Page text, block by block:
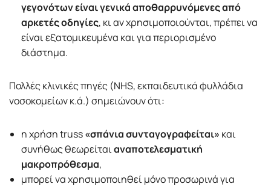
γεγονότων είναι γενικά αποθαρρυνόμενες από
αρκετές οδηγίες, κι αν χρησιμοποιούνται, πρέπει να
είναι εξατομικευμένα και για περιορισμένο
διάστημα.
Πολλές κλινικές πηγές (NHS, εκπαιδευτικά φυλλάδια
νοσοκομείων κ.ά.) σημειώνουν ότι:
η χρήση truss«σπάνια συνταγογραφείται» και
συνήθως θεωρείταιαναποτελεσματική
μακροπρόθεσμα,
μπορεί να χρησιμοποιηθεί μόνο προσωρινά για